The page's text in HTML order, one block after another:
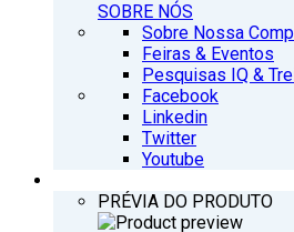
SOBRE NÓS
Sobre Nossa
Feiras & Eventos
Pesquisas IQ &
Facebook
Linkedin
Twitter
Youtube
PRÉVIA DO PRODUTO